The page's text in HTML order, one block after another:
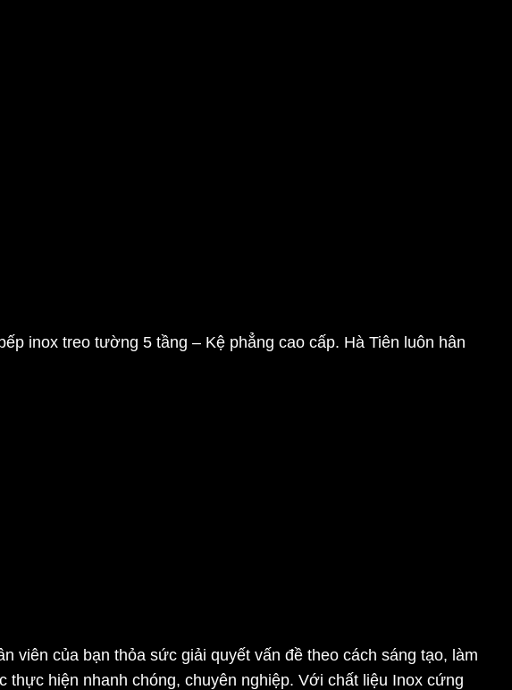
inox treo tường 5 tầng – Kệ phẳng cao cấp. Hà Tiên luôn hân
viên của bạn thỏa sức giải quyết vấn đề theo cách sáng tạo, làm
hiện nhanh chóng, chuyên nghiệp. Với chất liệu Inox cứng